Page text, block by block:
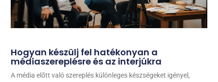
Hogyan készülj fel hatékonyan a
médiaszereplésre és az interjúkra
A média előtt való szereplés különleges készségeket igényel,